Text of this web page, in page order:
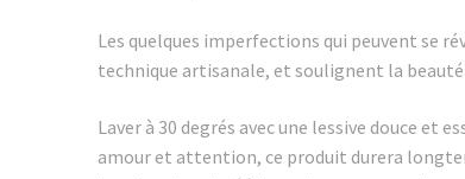
Les quelques imperfections qui peuvent se
technique artisanale, et soulignent la beauté
Laver à 30 degrés avec une lessive douce et
amour et attention, ce produit durera